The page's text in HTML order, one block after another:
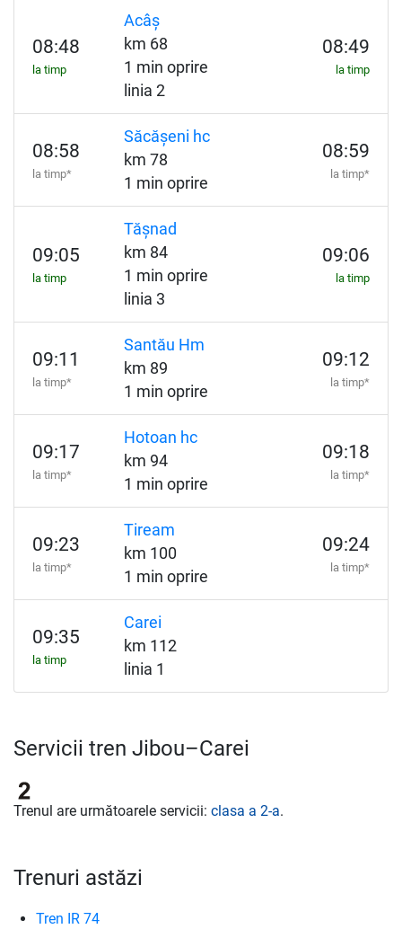
08:48
la timp
Acâș
km 68
1 min oprire
linia 2
08:49
la timp
08:58
la timp*
Săcășeni hc
km 78
1 min oprire
08:59
la timp*
09:05
la timp
Tășnad
km 84
1 min oprire
linia 3
09:06
la timp
09:11
la timp*
Santău Hm
km 89
1 min oprire
09:12
la timp*
09:17
la timp*
Hotoan hc
km 94
1 min oprire
09:18
la timp*
09:23
la timp*
Tiream
km 100
1 min oprire
09:24
la timp*
09:35
la timp
Carei
km 112
linia 1
Servicii tren Jibou–Carei
Trenul are următoarele servicii: clasa a 2-a.
Trenuri astăzi
Tren IR 74